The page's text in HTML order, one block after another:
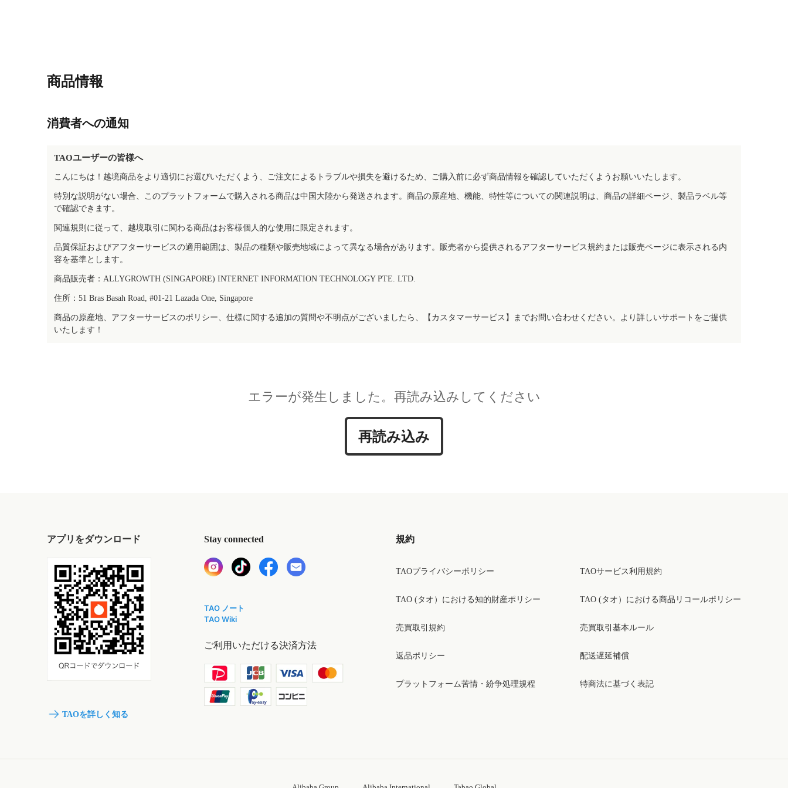
商品情報
消費者への通知
TAOユーザーの皆様へ
こんにちは！越境商品をより適切にお選びいただくよう、ご注文によるトラブルや損失を避けるため、ご購入前に必ず商品情報を確認していただくようお願いいたします。
特別な説明がない場合、このプラットフォームで購入される商品は中国大陸から発送されます。商品の原産地、機能、特性等についての関連説明は、商品の詳細ページ、製品ラベル等
で確認できます。
関連規則に従って、越境取引に関わる商品はお客様個人的な使用に限定されます。
品質保証およびアフターサービスの適用範囲は、製品の種類や販売地域によって異なる場合があります。販売者から提供されるアフターサービス規約または販売ページに表示される内
容を基準とします。
商品販売者：ALLYGROWTH (SINGAPORE) INTERNET INFORMATION TECHNOLOGY PTE. LTD.
住所：51 Bras Basah Road, #01-21 Lazada One, Singapore
商品の原産地、アフターサービスのポリシー、仕様に関する追加の質問や不明点がございましたら、【カスタマーサービス】までお問い合わせください。より詳しいサポートをご提供
いたします！
エラーが発生しました。再読み込みしてください
再読み込み
アプリをダウンロード
TAOを詳しく知る
Stay connected
TAO ノート
TAO Wiki
ご利用いただける決済方法
規約
TAOプライバシーポリシー
TAO (タオ）における知的財産ポリシー
売買取引規約
返品ポリシー
プラットフォーム苦情・紛争処理規程
TAOサービス利用規約
TAO (タオ）における商品リコールポリシー
売買取引基本ルール
配送遅延補償
特商法に基づく表記